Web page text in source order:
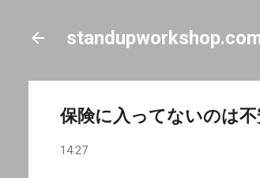
保険に入ってないのは
14:27